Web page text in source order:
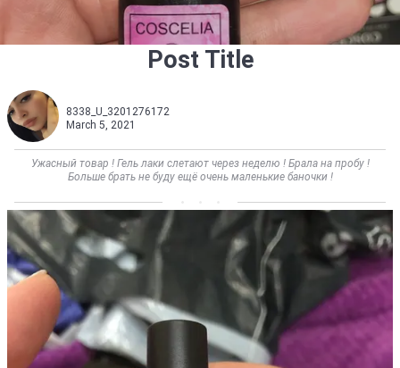
Post Title
8338_U_3201276172
March 5, 2021
Ужасный товар ! Гель лаки слетают через неделю ! Брала на пробу !
Больше брать не буду ещё очень маленькие баночки !